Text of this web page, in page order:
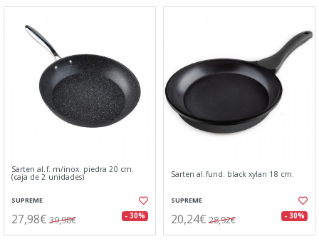
Sarten al.f. m/inox. piedra 20 cm.
(caja de 2 unidades)
SUPREME
27,98€ 39,98€ - 30%
Sarten al.fund. black xylan 18 cm.
SUPREME
20,24€ 28,92€ - 30%